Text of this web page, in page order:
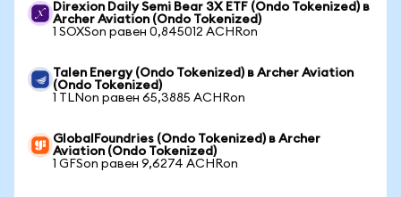
Direxion Daily Semi Bear 3X ETF (Ondo Tokenized) в
Archer Aviation (Ondo Tokenized)
1 SOXSon равен 0,845012 ACHRon
Talen Energy (Ondo Tokenized) в Archer Aviation
(Ondo Tokenized)
1 TLNon равен 65,3885 ACHRon
GlobalFoundries (Ondo Tokenized) в Archer
Aviation (Ondo Tokenized)
1 GFSon равен 9,6274 ACHRon